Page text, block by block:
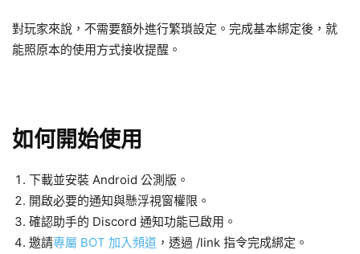
對玩家來說，不需要額外進行繁瑣設定。完成基本綁定後，就
能照原本的使用方式接收提醒。
如何開始使用
下載並安裝 Android 公測版。
開啟必要的通知與懸浮視窗權限。
確認助手的 Discord 通知功能已啟用。
邀請專屬 BOT 加入頻道 ，透過 /link 指令完成綁定。